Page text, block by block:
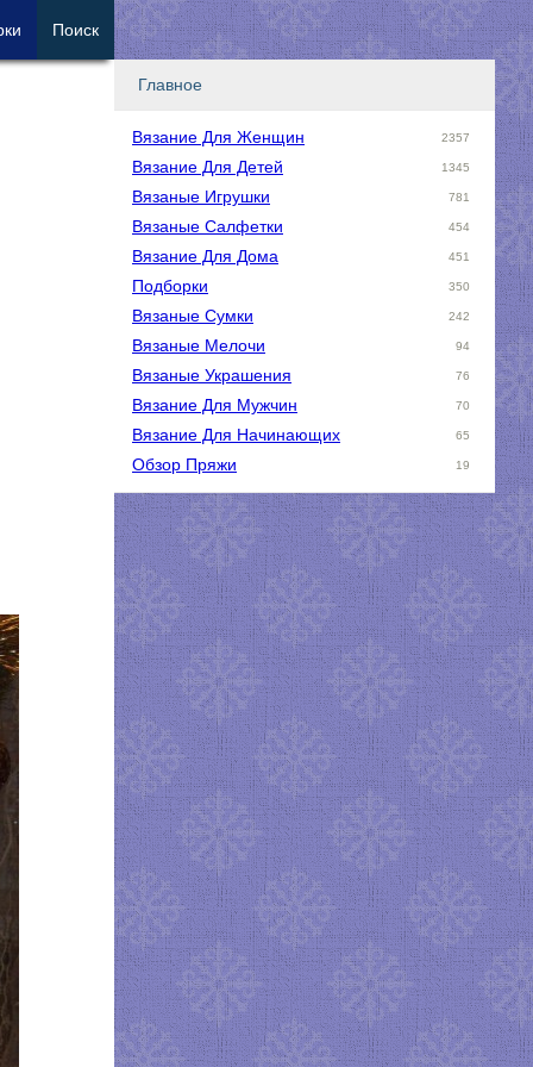
Главное
Вязание Для Женщин 2357
Вязание Для Детей 1345
Вязаные Игрушки 781
Вязаные Салфетки 454
Вязание Для Дома 451
Подборки 350
Вязаные Сумки 242
Вязаные Мелочи 94
Вязаные Украшения 76
Вязание Для Мужчин 70
Вязание Для Начинающих 65
Обзор Пряжи 19
Поиск